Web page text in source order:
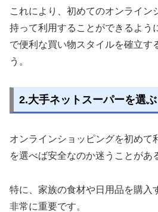
これにより、初めてのオンライン
持って利用することができるよう
で便利な買い物スタイルを確立す
う。
2.大手ネットスーパーを選ぶ
オンラインショッピングを初めて
を選べば安全なのか迷うことがあ
特に、家族の食材や日用品を購入
非常に重要です。